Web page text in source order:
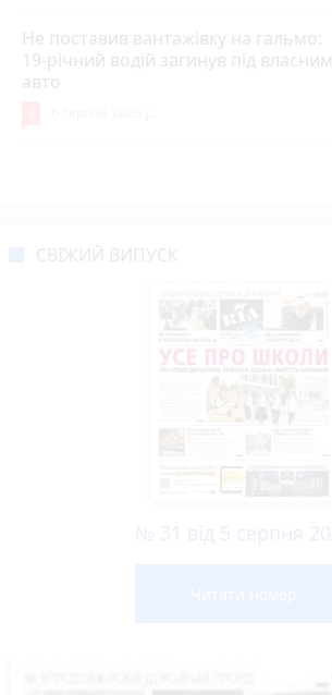
Не поставив вантажівку на гальмо:
19-річний водій загинув під власним
авто